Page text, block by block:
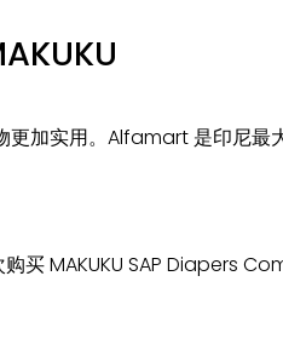
加实用。Alfamart 是印尼
买 MAKUKU SAP Diapers